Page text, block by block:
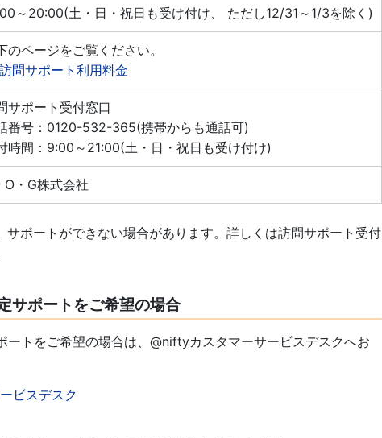
～20:00(土・日・祝日も受け付け、 ただし12/31～1/3を除く)
のページをご覧ください。
訪問サポート利用料金
サポート受付窓口
番号：0120-532-365(携帯からも通話可)
時間：9:00～21:00(土・日・祝日も受け付け)
O・G株式会社
サポートができない場合があります。詳しくは訪問サポート受付
サポートをご希望の場合
ートをご希望の場合は、@niftyカスタマーサービスデスクへお
ビスデスク